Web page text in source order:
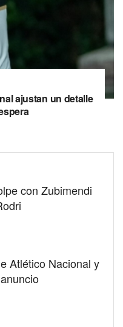
ajustan un detalle
con Zubimendi
Atlético Nacional y